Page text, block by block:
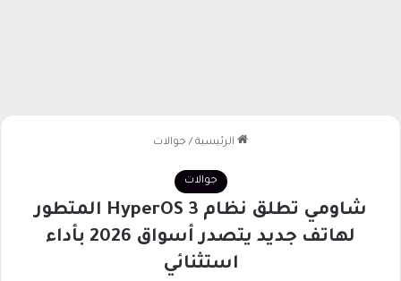
الرئيسية / جوالات
جوالات
شاومي تطلق نظام HyperOS 3 المتطور
لهاتف جديد يتصدر أسواق 2026 بأداء
استثنائي